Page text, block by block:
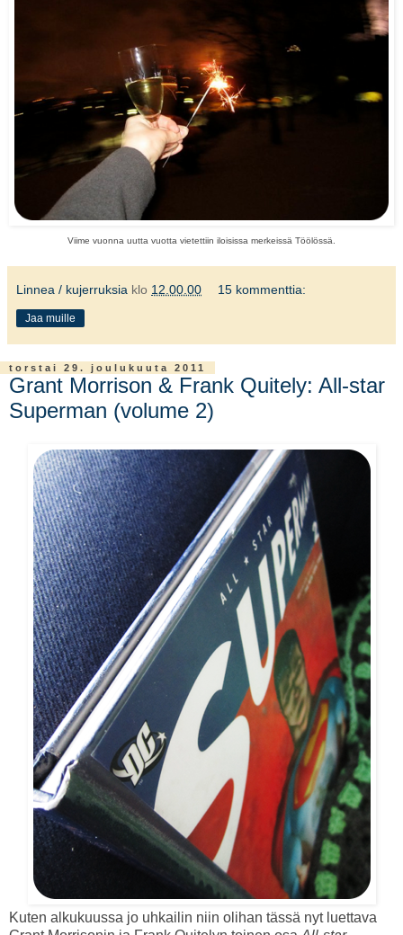
Viime vuonna uutta vuotta vietettiin iloisissa merkeissä Töölössä.
Linnea / kujerruksia klo 12.00.00 15 kommenttia:
Jaa muille
torstai 29. joulukuuta 2011
Grant Morrison & Frank Quitely: All-star
Superman (volume 2)
Kuten alkukuussa jo uhkailin niin olihan tässä nyt luettava